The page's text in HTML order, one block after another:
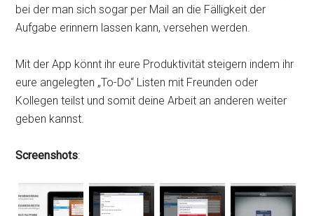
bei der man sich sogar per Mail an die Fälligkeit der
Aufgabe erinnern lassen kann, versehen werden.
Mit der App könnt ihr eure Produktivität steigern indem ihr
eure angelegten „To-Do“ Listen mit Freunden oder
Kollegen teilst und somit deine Arbeit an anderen weiter
geben kannst.
Screenshots: